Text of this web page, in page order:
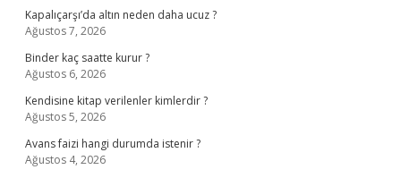
Kapalıçarşı’da altın neden daha ucuz ?
Ağustos 7, 2026
Binder kaç saatte kurur ?
Ağustos 6, 2026
Kendisine kitap verilenler kimlerdir ?
Ağustos 5, 2026
Avans faizi hangi durumda istenir ?
Ağustos 4, 2026